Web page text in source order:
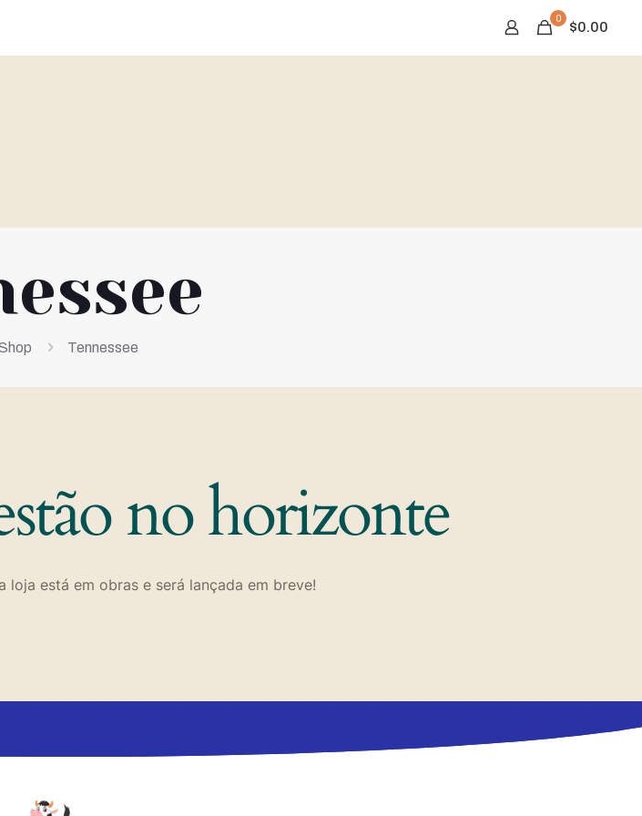
0
$0.00
Tennessee
no horizonte
loja está em obras e será lançada em breve!